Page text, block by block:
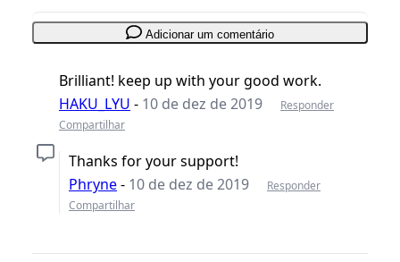
Adicionar um comentário
Brilliant! keep up with your good work.
HAKU_LYU - 10 de dez de 2019
Responder
Compartilhar
Thanks for your support!
Phryne- 10 de dez de 2019
Responder
Compartilhar